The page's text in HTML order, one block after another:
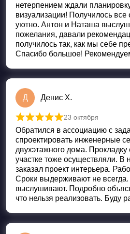
нетерпением ждали
визуализации! Получилось все
уютно. Антон и Наташа
пожелания, давали
получилось так, как мы себе
Спасибо большое!
Д Денис Х.
Оценка5 из 5
23 октября
Обратился в ассоциацию с
спроектировать инженерные
двухэтажного дома. Прокладку
участке тоже осуществляли. В
заказал проект интерьера.
Сроки выдерживают не
выслушивают. Подробно
что нельзя реализовать. Буду